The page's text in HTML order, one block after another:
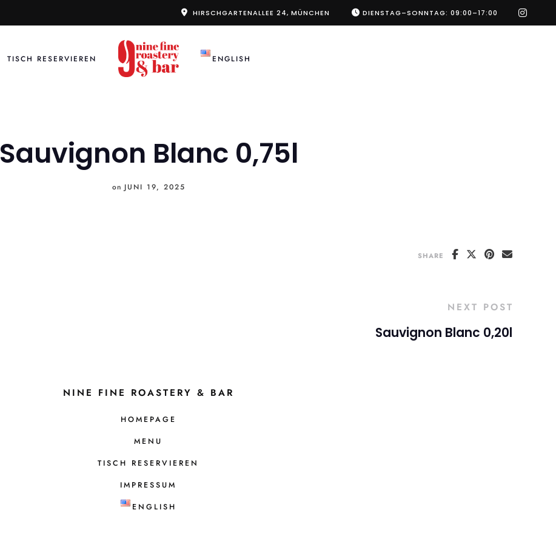
HIRSCHGARTENALLEE 24, MÜNCHEN DIENSTAG–SONNTAG: 09:00–17:00
TISCH RESERVIEREN ENGLISH
Sauvignon Blanc 0,75l
on JUNI 19, 2025
SHARE
NEXT POST
Sauvignon Blanc 0,20l
NINE FINE ROASTERY & BAR
HOMEPAGE
MENU
TISCH RESERVIEREN
IMPRESSUM
ENGLISH